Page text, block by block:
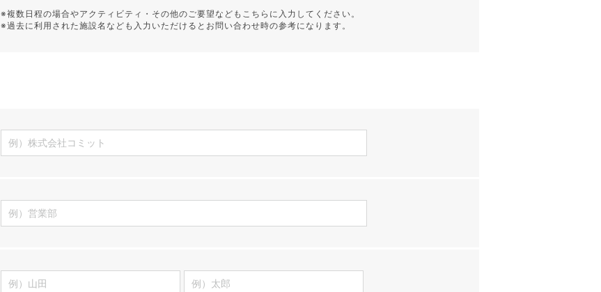
※複数日程の場合やアクティビティ・その他のご要望などもこちらに入力してください。
※過去に利用された施設名なども入力いただけるとお問い合わせ時の参考になります。